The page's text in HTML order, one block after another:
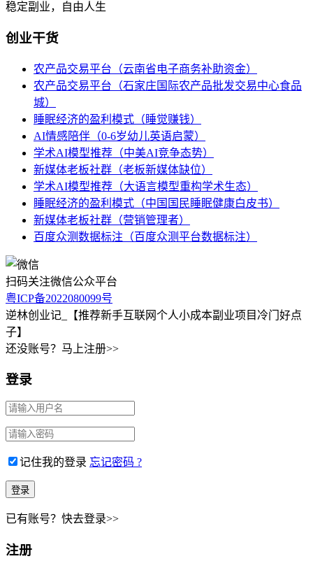
稳定副业，自由人生
创业干货
农产品交易平台（云南省电子商务补助资金）
农产品交易平台（石家庄国际农产品批发交易中心食品
城）
睡眠经济的盈利模式（睡觉赚钱）
AI情感陪伴（0-6岁幼儿英语启蒙）
学术AI模型推荐（中美AI竞争态势）
新媒体老板社群（老板新媒体缺位）
学术AI模型推荐（大语言模型重构学术生态）
睡眠经济的盈利模式（中国国民睡眠健康白皮书）
新媒体老板社群（营销管理者）
百度众测数据标注（百度众测平台数据标注）
扫码关注微信公众平台
粤ICP备2022080099号
逆林创业记_【推荐新手互联网个人小成本副业项目冷门好点
子】
还没账号？马上注册>>
登录
记住我的登录 忘记密码 ?
已有账号？快去登录>>
注册